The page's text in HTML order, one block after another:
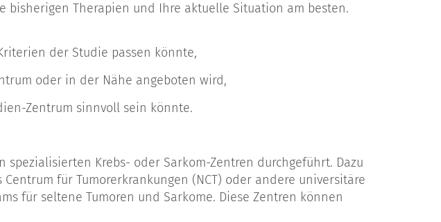
bisherigen Therapien und Ihre aktuelle Situation am besten.
der Studie passen könnte,
oder in der Nähe angeboten wird,
Zentrum sinnvoll sein könnte.
Krebs- oder Sarkom-Zentren durchgeführt. Dazu
für Tumorerkrankungen (NCT) oder andere universitäre
für seltene Tumoren und Sarkome. Diese Zentren können